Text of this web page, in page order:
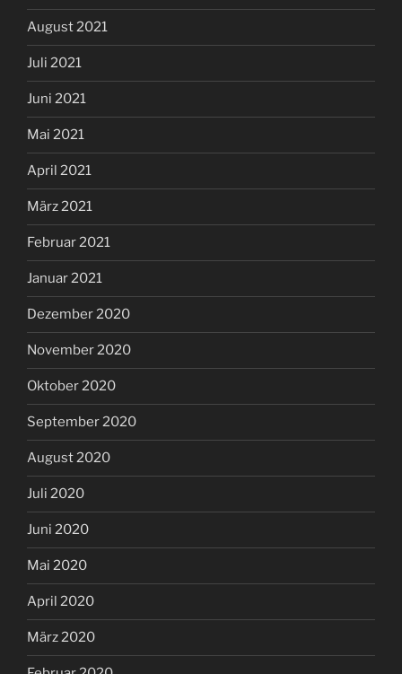
August 2021
Juli 2021
Juni 2021
Mai 2021
April 2021
März 2021
Februar 2021
Januar 2021
Dezember 2020
November 2020
Oktober 2020
September 2020
August 2020
Juli 2020
Juni 2020
Mai 2020
April 2020
März 2020